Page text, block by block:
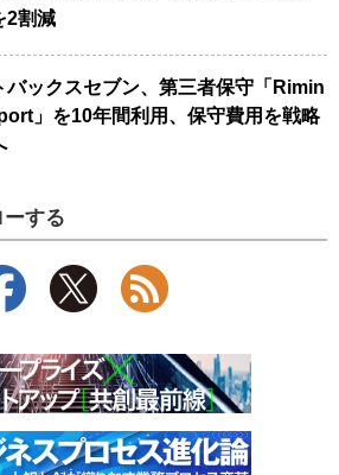
2割減
バックスセブン、第三者保守「Rimin
」を10年間利用、保守費用を戦略
する